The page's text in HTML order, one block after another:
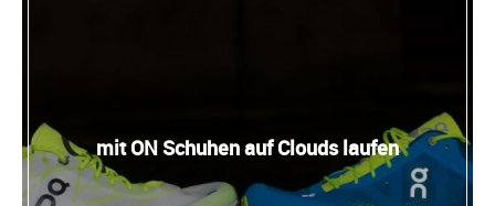
mit ON Schuhen auf Clouds laufen